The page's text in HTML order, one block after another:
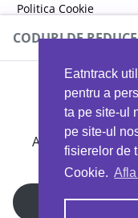
Eatntrack
pentru a
ta pe site-ul
pe site-ul
fisierelor de
Cookie.
Politica Cookie
Politica de
CODURI DE
Ai 40%reducere